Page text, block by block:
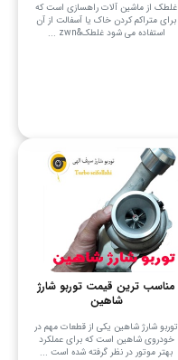
غلطک از ماشین آلات راهسازی است که
برای متراکم کردن خاک یا آسفالت از آن
استفاده می‌ شود غلطک&zwn ...
مناسب ترین قیمت توربو شارژ
شاهین
توربو شارژ شاهین یکی از قطعات مهم در
خودروی شاهین است که برای عملکرد
بهتر موتور در نظر گرفته شده است ...